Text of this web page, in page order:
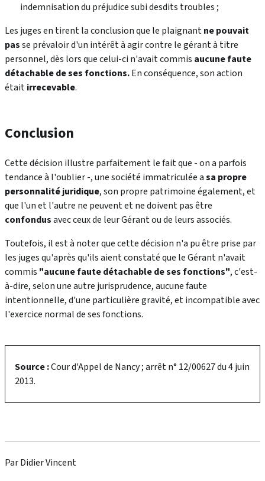
indemnisation du préjudice subi desdits troubles ;
Les juges en tirent la conclusion que le plaignantne pouvait
passe prévaloir d'un intérêt à agir contre le gérant à titre
personnel, dès lors que celui-ci n'avait commis aucune faute
détachable de ses fonctions.En conséquence, son action
étaitirrecevable.
Conclusion
Cette décision illustre parfaitement le fait que - on a parfois
tendance à l'oublier -, une société immatriculée asa propre
personnalité juridique, son propre patrimoine également, et
que l'un et l'autre ne peuvent et ne doivent pas être
confondusavec ceux de leur Gérant ou de leurs associés.
Toutefois, il est à noter que cette décision n'a pu être prise par
les juges qu'après qu'ils aient constaté que le Gérant n'avait
commis "aucune faute détachable de ses fonctions", c'est-
à-dire, selon une autre jurisprudence, aucune faute
intentionnelle, d'une particulière gravité, et incompatible avec
l'exercice normal de ses fonctions.
Source :Cour d'Appel de Nancy ; arrêt n° 12/00627 du 4 juin
2013.
Par Didier Vincent